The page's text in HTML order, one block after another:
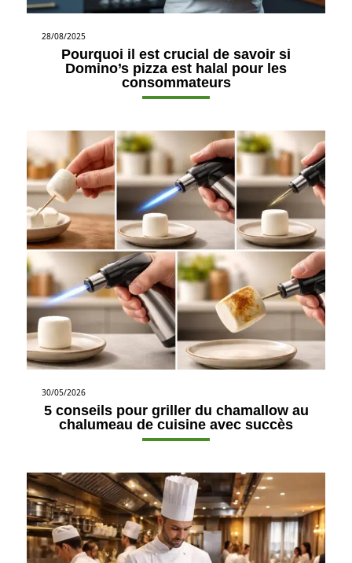
28/08/2025
Pourquoi il est crucial de savoir si
Domino’s pizza est halal pour les
consommateurs
30/05/2026
5 conseils pour griller du chamallow au
chalumeau de cuisine avec succès